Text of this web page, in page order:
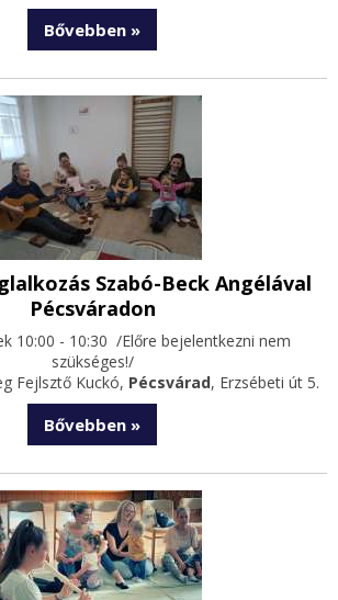
Bővebben »
Szabó-Beck Angélával
Pécsváradon
10:00 - 10:30 /Előre bejelentkezni nem
szükséges!/
Fejlsztő Kuckó, Pécsvárad, Erzsébeti út 5.
Bővebben »